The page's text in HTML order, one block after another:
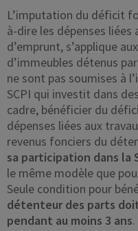
L’imputation du déficit
à-dire les dépenses
d’emprunt, s’applique
d’immeubles détenus
ne sont pas soumises à
SCPI qui investit dans
cadre, bénéficier du
dépenses liées aux
revenus fonciers du
sa participation dans la
le même modèle que
Seule condition pour
détenteur des parts
pendant au moins 3 ans.